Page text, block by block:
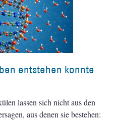
entstehen konnte
lassen sich nicht aus den
aus denen sie bestehen: